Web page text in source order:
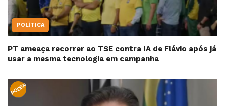
POLÍTICA
PT ameaça recorrer ao TSE contra IA de Flávio após já
usar a mesma tecnologia em campanha
PODER